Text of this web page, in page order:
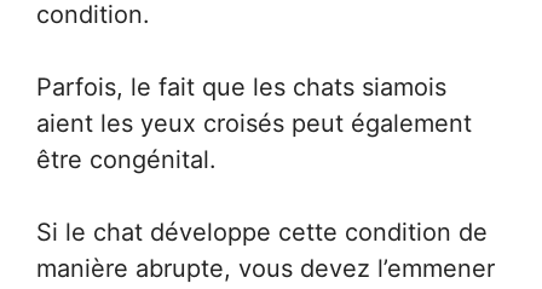
condition.
Parfois, le fait que les chats siamois
aient les yeux croisés peut également
être congénital.
Si le chat développe cette condition de
manière abrupte, vous devez l’emmener